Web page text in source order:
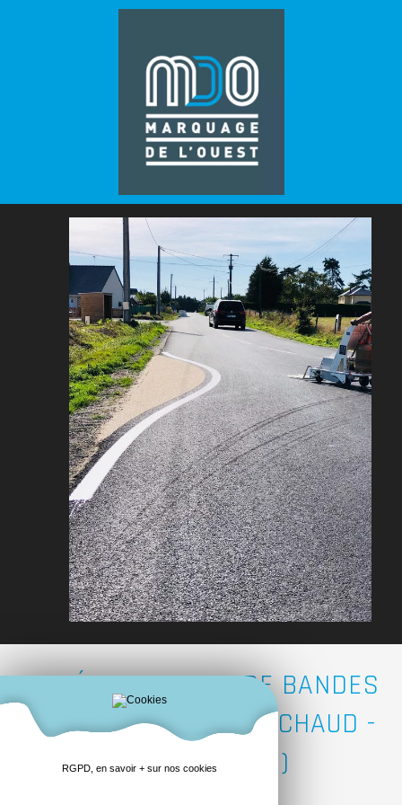
MATÉRIALISATION DE BANDES
DE RIVES - RÉSINE À CHAUD -
FINISTÈRE (29)
RGPD, en savoir + sur nos cookies